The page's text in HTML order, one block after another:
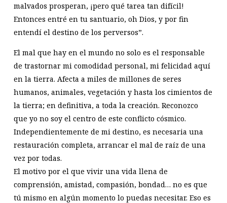
malvados prosperan, ¡pero qué tarea tan difícil!
Entonces entré en tu santuario, oh Dios, y por fin
entendí el destino de los perversos”.
El mal que hay en el mundo no solo es el responsable
de trastornar mi comodidad personal, mi felicidad aquí
en la tierra. Afecta a miles de millones de seres
humanos, animales, vegetación y hasta los cimientos de
la tierra; en definitiva, a toda la creación. Reconozco
que yo no soy el centro de este conflicto cósmico.
Independientemente de mi destino, es necesaria una
restauración completa, arrancar el mal de raíz de una
vez por todas.
El motivo por el que vivir una vida llena de
comprensión, amistad, compasión, bondad… no es que
tú mismo en algún momento lo puedas necesitar. Eso es